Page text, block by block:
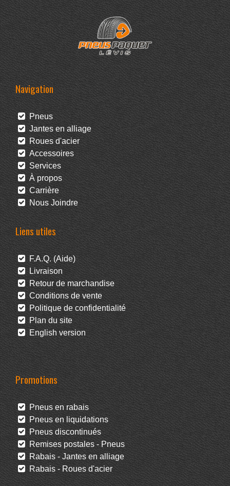
Navigation
Pneus
Jantes en alliage
Roues d'acier
Accessoires
Services
À propos
Carrière
Nous Joindre
Liens utiles
F.A.Q. (Aide)
Livraison
Retour de marchandise
Conditions de vente
Politique de confidentialité
Plan du site
English version
Promotions
Pneus en rabais
Pneus en liquidations
Pneus discontinués
Remises postales - Pneus
Rabais - Jantes en alliage
Rabais - Roues d'acier